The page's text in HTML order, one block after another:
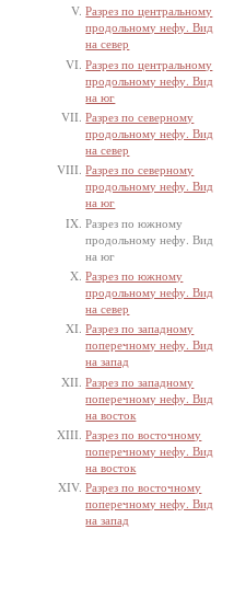
Разрез по центральному
продольному нефу. Вид
на север
Разрез по центральному
продольному нефу. Вид
на юг
Разрез по северному
продольному нефу. Вид
на север
Разрез по северному
продольному нефу. Вид
на юг
Разрез по южному
продольному нефу. Вид
на юг
Разрез по южному
продольному нефу. Вид
на север
Разрез по западному
поперечному нефу. Вид
на запад
Разрез по западному
поперечному нефу. Вид
на восток
Разрез по восточному
поперечному нефу. Вид
на восток
Разрез по восточному
поперечному нефу. Вид
на запад